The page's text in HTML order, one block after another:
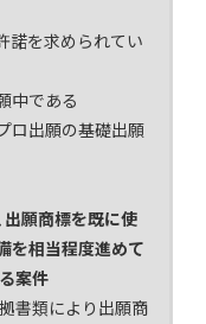
諾を求められてい
中である
ロ出願の基礎出願
出願商標を既に使
を相当程度進めて
案件
書類により出願商